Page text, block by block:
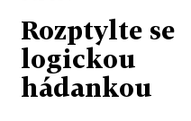
Rozptylte se
logickou
hádankou